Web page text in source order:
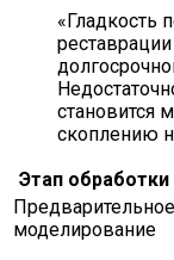
«Гладкость
становится
скоплению
Этап обработки
Предварительное
моделирование